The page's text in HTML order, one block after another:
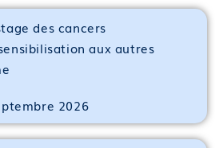
des cancers
aux autres
2026